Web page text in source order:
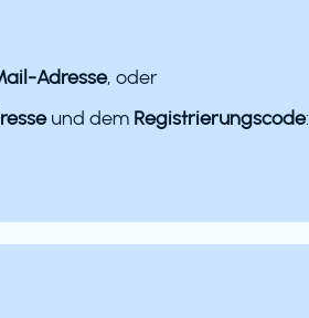
Adresse, oder
und dem Registrierungscode: